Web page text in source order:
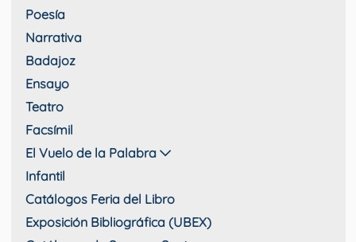
Poesía
Narrativa
Badajoz
Ensayo
Teatro
Facsímil
El Vuelo de la Palabra
Infantil
Catálogos Feria del Libro
Exposición Bibliográfica (UBEX)